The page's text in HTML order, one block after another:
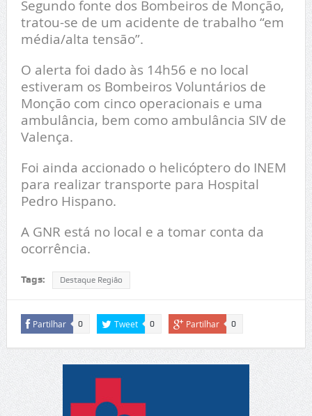
Segundo fonte dos Bombeiros de Monção,
tratou-se de um acidente de trabalho “em
média/alta tensão”.
O alerta foi dado às 14h56 e no local
estiveram os Bombeiros Voluntários de
Monção com cinco operacionais e uma
ambulância, bem como ambulância SIV de
Valença.
Foi ainda accionado o helicóptero do INEM
para realizar transporte para Hospital
Pedro Hispano.
A GNR está no local e a tomar conta da
ocorrência.
Tags: Destaque Região
Partilhar 0 Tweet 0 Partilhar 0